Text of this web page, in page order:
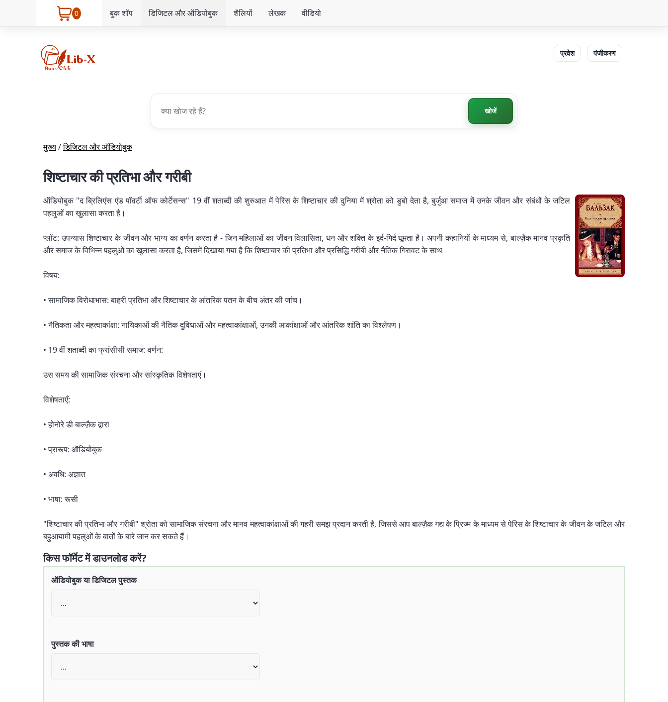
0 बुक शॉप डिजिटल और ऑडियोबुक शैलियों लेखक वीडियो
प्रवेश पंजीकरण
खोजें
मुख्य/डिजिटल और ऑडियोबुक
शिष्टाचार की प्रतिभा और गरीबी
ऑडियोबुक "द ब्रिलिएंस एंड पॉवर्टी ऑफ कोर्टेसन्स" 19 वीं शताब्दी की शुरुआत में पेरिस के शिष्टाचार की दुनिया में श्रोता को डुबो देता है, बुर्जुआ समाज में उनके जीवन और संबंधों के जटिल
पहलुओं का खुलासा करता है।
प्लॉट: उपन्यास शिष्टाचार के जीवन और भाग्य का वर्णन करता है - जिन महिलाओं का जीवन विलासिता, धन और शक्ति के इर्द-गिर्द घूमता है। अपनी कहानियों के माध्यम से, बाल्ज़ैक मानव प्रकृति
और समाज के विभिन्न पहलुओं का खुलासा करता है, जिसमें दिखाया गया है कि शिष्टाचार की प्रतिभा और प्रसिद्धि गरीबी और नैतिक गिरावट के साथ
विषय:
• सामाजिक विरोधाभास: बाहरी प्रतिभा और शिष्टाचार के आंतरिक पतन के बीच अंतर की जांच।
• नैतिकता और महत्वाकांक्षा: नायिकाओं की नैतिक दुविधाओं और महत्वाकांक्षाओं, उनकी आकांक्षाओं और आंतरिक शांति का विश्लेषण।
• 19 वीं शताब्दी का फ्रांसीसी समाज: वर्णन:
उस समय की सामाजिक संरचना और सांस्कृतिक विशेषताएं।
विशेषताएँ:
• होनोरे डी बाल्ज़ैक द्वारा
• प्रारूप: ऑडियोबुक
• अवधि: अज्ञात
• भाषा: रूसी
"शिष्टाचार की प्रतिभा और गरीबी" श्रोता को सामाजिक संरचना और मानव महत्वाकांक्षाओं की गहरी समझ प्रदान करती है, जिससे आप बाल्ज़ैक गद्य के प्रिज्म के माध्यम से पेरिस के शिष्टाचार के जीवन के जटिल और
बहुआयामी पहलुओं के बातों के बारे जान कर सकते हैं।
किस फॉर्मेट में डाउनलोड करें?
ऑडियोबुक या डिजिटल पुस्तक
पुस्तक की भाषा